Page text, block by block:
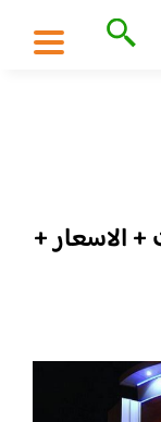
الاسعار +